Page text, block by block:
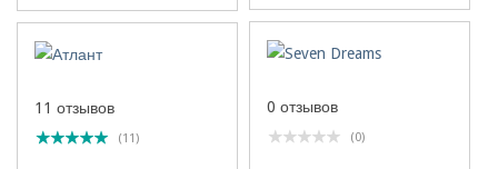
0 отзывов
(0)
11 отзывов
(11)